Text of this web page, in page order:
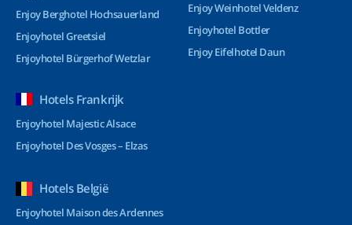
Enjoy Berghotel Hochsauerland
Enjoyhotel Greetsiel
Enjoyhotel Bürgerhof Wetzlar
Enjoy Weinhotel Veldenz
Enjoyhotel Bottler
Enjoy Eifelhotel Daun
Hotels Frankrijk
Enjoyhotel Majestic Alsace
Enjoyhotel Des Vosges – Elzas
Hotels België
Enjoyhotel Maison des Ardennes